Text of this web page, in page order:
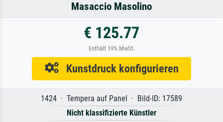
Masaccio Masolino
€ 125.77
Enthält 19% MwSt.
Kunstdruck konfigurieren
1424 · Tempera auf Panel · Bild-ID: 17589
Nicht klassifizierte Künstler